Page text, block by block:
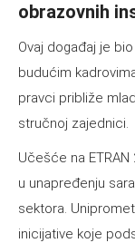
obrazovnih
Ovaj događaj je
budućim
pravci približe
stručnoj zajednici.
Učešće na
u unapređenju
sektora.
inicijative koje